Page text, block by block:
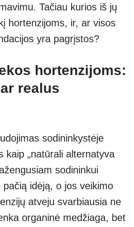
Tačiau kurios iš jų
hortenzijoms, ir, ar visos
yra pagrįstos?
hortenzijoms:
realus
sodininkystėje
kaip „natūrali alternatyva
sodininkui
idėją, o jos veikimo
atveju svarbiausia ne
organinė medžiaga, bet